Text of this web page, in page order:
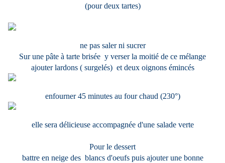
(pour deux tartes)
ne pas saler ni sucrer
Sur une pâte à tarte brisée y verser la moitié de ce mélange
ajouter lardons ( surgelés) et deux oignons émincés
enfourner 45 minutes au four chaud (230°)
elle sera délicieuse accompagnée d'une salade verte
Pour le dessert
battre en neige des blancs d'oeufs puis ajouter une bonne